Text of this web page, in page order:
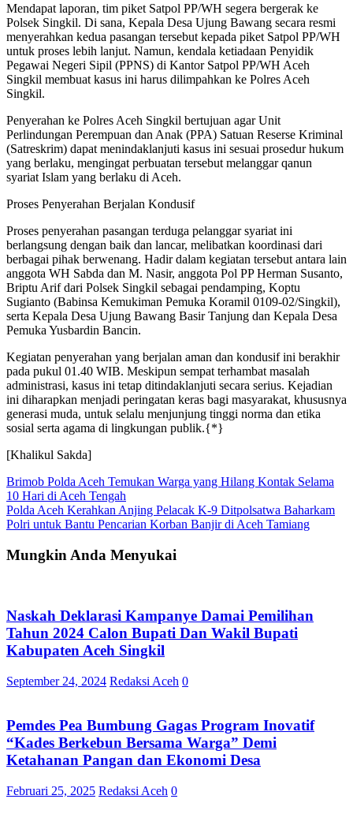
Mendapat laporan, tim piket Satpol PP/WH segera bergerak ke
Polsek Singkil. Di sana, Kepala Desa Ujung Bawang secara resmi
menyerahkan kedua pasangan tersebut kepada piket Satpol PP/WH
untuk proses lebih lanjut. Namun, kendala ketiadaan Penyidik
Pegawai Negeri Sipil (PPNS) di Kantor Satpol PP/WH Aceh
Singkil membuat kasus ini harus dilimpahkan ke Polres Aceh
Singkil.
Penyerahan ke Polres Aceh Singkil bertujuan agar Unit
Perlindungan Perempuan dan Anak (PPA) Satuan Reserse Kriminal
(Satreskrim) dapat menindaklanjuti kasus ini sesuai prosedur hukum
yang berlaku, mengingat perbuatan tersebut melanggar qanun
syariat Islam yang berlaku di Aceh.
Proses Penyerahan Berjalan Kondusif
Proses penyerahan pasangan terduga pelanggar syariat ini
berlangsung dengan baik dan lancar, melibatkan koordinasi dari
berbagai pihak berwenang. Hadir dalam kegiatan tersebut antara lain
anggota WH Sabda dan M. Nasir, anggota Pol PP Herman Susanto,
Briptu Arif dari Polsek Singkil sebagai pendamping, Koptu
Sugianto (Babinsa Kemukiman Pemuka Koramil 0109-02/Singkil),
serta Kepala Desa Ujung Bawang Basir Tanjung dan Kepala Desa
Pemuka Yusbardin Bancin.
Kegiatan penyerahan yang berjalan aman dan kondusif ini berakhir
pada pukul 01.40 WIB. Meskipun sempat terhambat masalah
administrasi, kasus ini tetap ditindaklanjuti secara serius. Kejadian
ini diharapkan menjadi peringatan keras bagi masyarakat, khususnya
generasi muda, untuk selalu menjunjung tinggi norma dan etika
sosial serta agama di lingkungan publik.{*}
[Khalikul Sakda]
Navigasi
pos
Brimob Polda Aceh Temukan Warga yang Hilang Kontak Selama
10 Hari di Aceh Tengah
Polda Aceh Kerahkan Anjing Pelacak K-9 Ditpolsatwa Baharkam
Polri untuk Bantu Pencarian Korban Banjir di Aceh Tamiang
Mungkin Anda Menyukai
Naskah Deklarasi Kampanye Damai Pemilihan
Tahun 2024 Calon Bupati Dan Wakil Bupati
Kabupaten Aceh Singkil
September 24, 2024 Redaksi Aceh 0
Pemdes Pea Bumbung Gagas Program Inovatif
“Kades Berkebun Bersama Warga” Demi
Ketahanan Pangan dan Ekonomi Desa
Februari 25, 2025 Redaksi Aceh 0